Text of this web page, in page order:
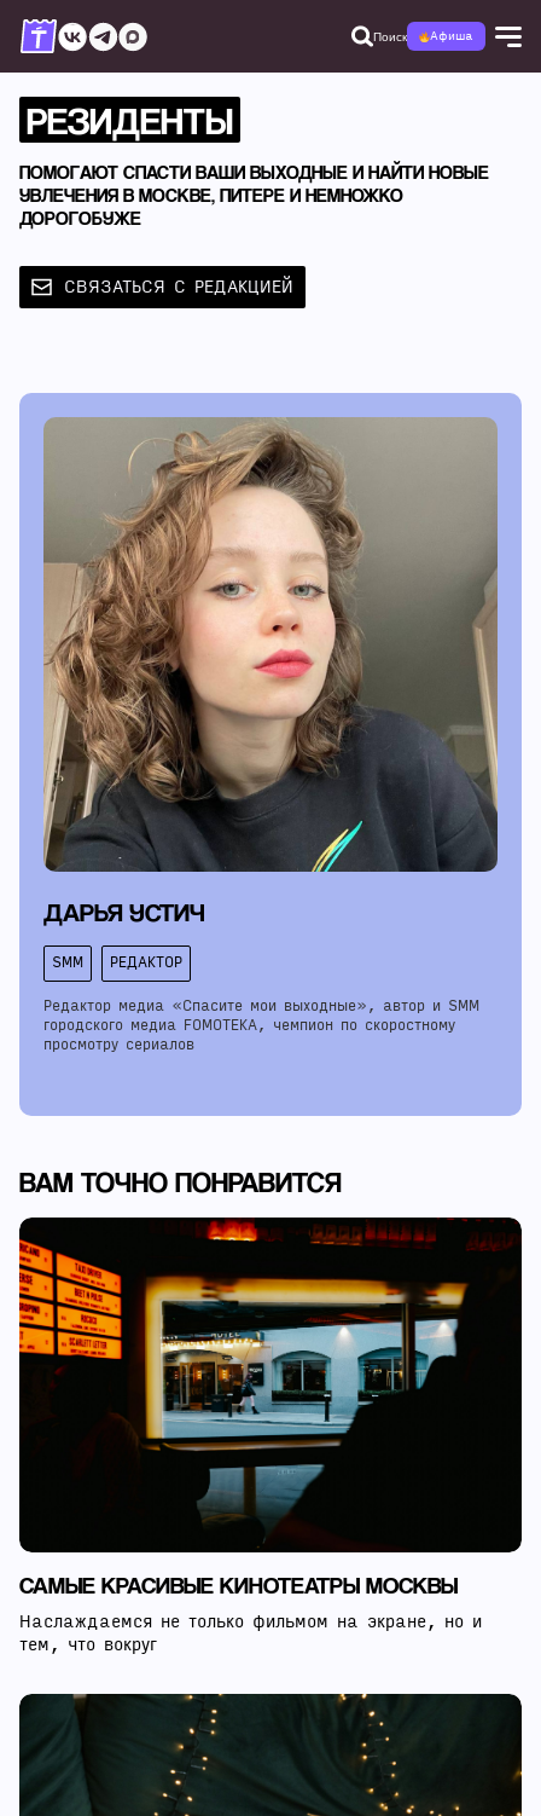
Поиск Афиша
РЕЗИДЕНТЫ
ПОМОГАЮТ СПАСТИ ВАШИ ВЫХОДНЫЕ И НАЙТИ НОВЫЕ
УВЛЕЧЕНИЯ В МОСКВЕ, ПИТЕРЕ И НЕМНОЖКО
ДОРОГОБУЖЕ
СВЯЗАТЬСЯ С РЕДАКЦИЕЙ
ДАРЬЯ УСТИЧ
SMM РЕДАКТОР
Редактор медиа «Спасите мои выходные», автор и SMM
городского медиа FOMOTEKA, чемпион по скоростному
просмотру сериалов
ВАМ ТОЧНО ПОНРАВИТСЯ
САМЫЕ КРАСИВЫЕ КИНОТЕАТРЫ МОСКВЫ
Наслаждаемся не только фильмом на экране, но и
тем, что вокруг